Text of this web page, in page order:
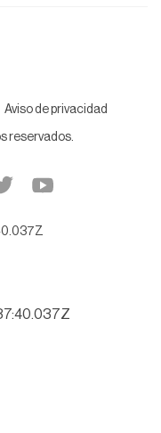
Aviso de privacidad
reservados.